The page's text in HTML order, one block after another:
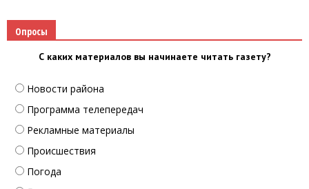
Опросы
С каких материалов вы начинаете читать газету?
Новости района
Программа телепередач
Рекламные материалы
Происшествия
Погода